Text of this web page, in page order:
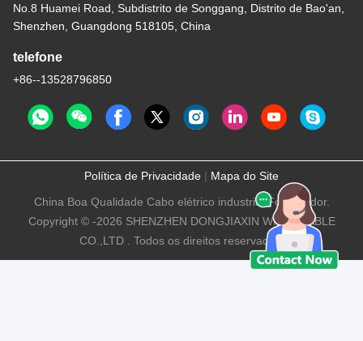
No.8 Huamei Road, Subdistrito de Songgang, Distrito de Bao'an,
Shenzhen, Guangdong 518105, China
telefone
+86--13528796850
Política de Privacidade | Mapa do Site
China Boa Qualidade Cabo elétrico industrial Fornecedor.
Copyright © -2026 SHENZHEN DONGJIAXIN WIRE&CABLE
CO.,LTD . Todos os direitos reservados.